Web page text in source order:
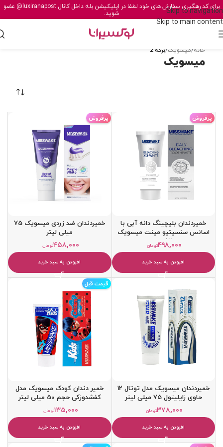
Skip to navigation
Skip to main content
برای کد رهگیری سفارش های خود لطفا در اپلیکیشن بله داخل کانال@luxiranapost عضو
شوید.
خانه/میسویک/برگه 2
میسویک
پرفروش
خمیردندان بلیچینگ دانه آبی با
اسانس سنسیتیو مینت میسویک
تومان۴۹۸,۰۰۰
افزودن به سبد خرید
پرفروش
خمیردندان ضد زردی میسویک 75
میلی لیتر
تومان۴۵۸,۰۰۰
افزودن به سبد خرید
خمیردندان میسویک مدل توتال 12
حاوی زایلیتول 75 میلی‌ لیتر
تومان۳۷۸,۰۰۰
افزودن به سبد خرید
قیمت قبل
خمیر دندان کودک میسویک مدل
کفشدوزکی حجم 50 میلی لیتر
تومان۱۳۵,۰۰۰
افزودن به سبد خرید